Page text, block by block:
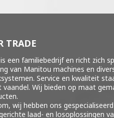
TRADE
is een familiebedrijf en richt zich
van Manitou machines en
. Service en kwaliteit
vaandel. Wij bieden op maat
wij hebben ons
laad- en losoplossingen